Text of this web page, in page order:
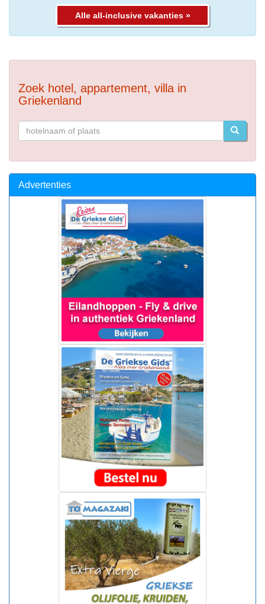
Alle all-inclusive vakanties »
Zoek hotel, appartement, villa in
Griekenland
Advertenties